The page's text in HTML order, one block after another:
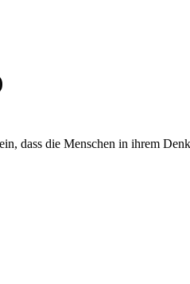
dass die Menschen in ihrem